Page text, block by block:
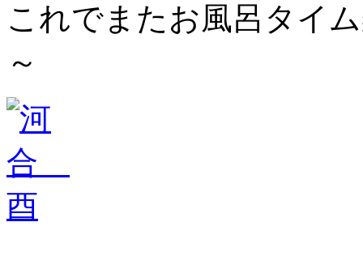
これでまたお風呂タイ
～